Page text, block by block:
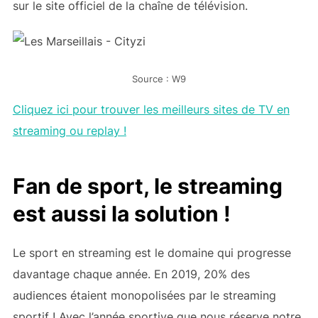
sur le site officiel de la chaîne de télévision.
Source : W9
Cliquez ici pour trouver les meilleurs sites de TV en
streaming ou replay !
Fan de sport, le streaming
est aussi la solution !
Le sport en streaming est le domaine qui progresse
davantage chaque année. En 2019, 20% des
audiences étaient monopolisées par le streaming